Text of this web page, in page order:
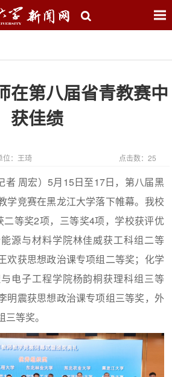
在第八届省青教赛中
获佳绩
位：王琦 点击数： 25
者 周宏）5月15日至17日，第八届黑
学竞赛在黑龙江大学落下帷幕。我校
等奖2项，三等奖4项，学校获评优
源与材料学院林佳威获工科组二等
欢获思想政治课专项组二等奖；化学
电子工程学院杨韵桐获理科组三等
明震获思想政治课专项组三等奖，外
等奖。